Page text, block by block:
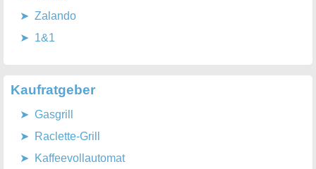
Zalando
1&1
Kaufratgeber
Gasgrill
Raclette-Grill
Kaffeevollautomat